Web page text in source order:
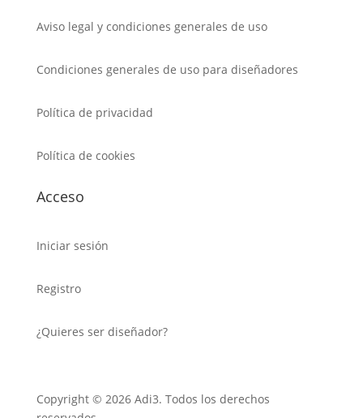
Aviso legal y condiciones generales de uso
Condiciones generales de uso para diseñadores
Política de privacidad
Política de cookies
Acceso
Iniciar sesión
Registro
¿Quieres ser diseñador?
Copyright © 2026 Adi3. Todos los derechos